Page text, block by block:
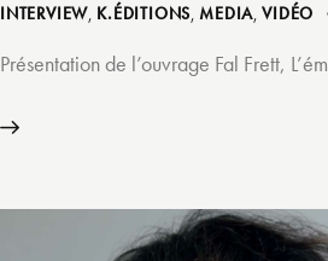
INTERVIEW K.ÉDITIONS MEDIA ,VIDÉO
Présentation de l’ouvrage Fal Frett,